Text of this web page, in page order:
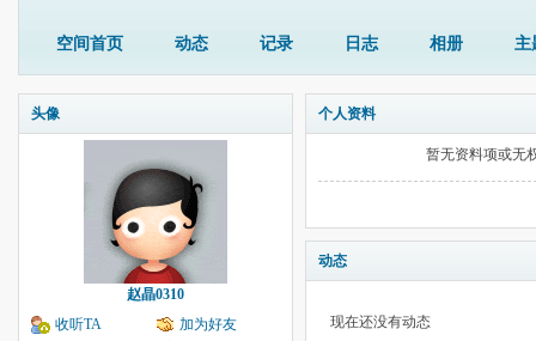
空间首页 动态 记录 日志 相册 主
头像
赵晶0310
收听TA
加为好友
个人资料
暂无资料项或无
动态
现在还没有动态